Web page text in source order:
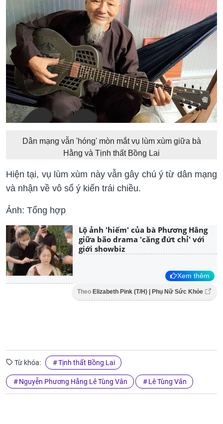
Dân mạng vẫn 'hóng' mòn mắt vụ lùm xùm giữa bà
Hằng và Tịnh thất Bồng Lai
Hiện tại, vụ lùm xùm này vẫn gây chú ý từ dân mạng
và nhận về vô số ý kiến trái chiều.
Ảnh: Tổng hợp
Lộ ảnh 'hiếm' của bà Phương Hằng
giữa bão drama 'căng đứt chỉ' với
giới showbiz
Xem thêm
Theo Elizabeth Pink (T/H) | Phụ Nữ Sức Khỏe
Từ khóa: Tịnh thất Bồng Lai
Nguyễn Phương Hằng Lê Tùng Vân Lê Tùng Vân